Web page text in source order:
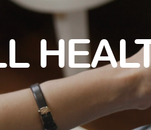
A B
Or search by
healthcare
and well-being
Developmental screening
Diagnostics
Fertility care
and well-being
you